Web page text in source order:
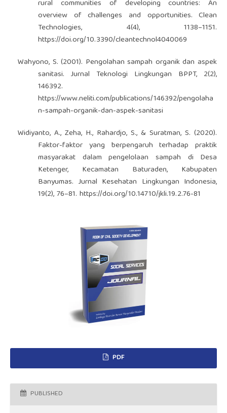
rural communities of developing countries: An
overview of challenges and opportunities. Clean
Technologies, 4(4), 1138–1151.
https://doi.org/10.3390/cleantechnol4040069
Wahyono, S. (2001). Pengolahan sampah organik dan aspek
sanitasi. Jurnal Teknologi Lingkungan BPPT, 2(2),
146392.
https://www.neliti.com/publications/146392/pengolaha
n-sampah-organik-dan-aspek-sanitasi
Widiyanto, A., Zeha, H., Rahardjo, S., & Suratman, S. (2020).
Faktor-faktor yang berpengaruh terhadap praktik
masyarakat dalam pengelolaan sampah di Desa
Ketenger, Kecamatan Baturaden, Kabupaten
Banyumas. Jurnal Kesehatan Lingkungan Indonesia,
19(2), 76–81.https://doi.org/10.14710/jkli.19.2.76-81
PDF
PUBLISHED